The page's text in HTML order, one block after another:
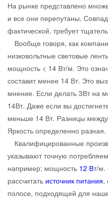
На рынке представлено
и все они перепутаны.
фактической, требует
Вообще говоря, как
низковольтные световые
мощность < 14 Вт/м. Это
составит менее 14 Вт. Это
мнение. Если делать 3Вт на
14Вт. Даже если вы
меньше 14 Вт. Разницы
Яркость определенно разная.
Квалифицированные
указывают точную
например: мощность 12 Вт/м.
рассчитать источник питания,
полосе, подходящей для